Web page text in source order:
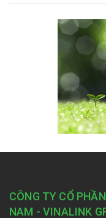
CÔNG TY CỔ
NAM - VINALINK